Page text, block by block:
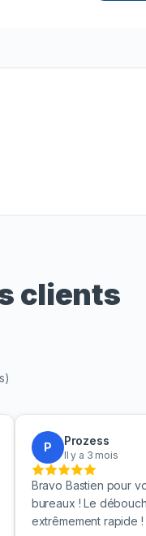
clients
P Prozess
Il y a 3 mois
Bravo Bastien pour
bureaux ! Le
extrêmement rapide